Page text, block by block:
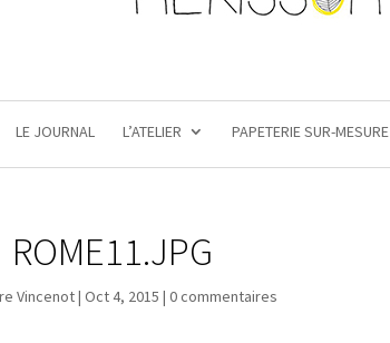
LE JOURNAL L’ATELIER PAPETERIE SUR-MESURE
ROME11.JPG
Vincenot|Oct 4, 2015 |0 commentaires